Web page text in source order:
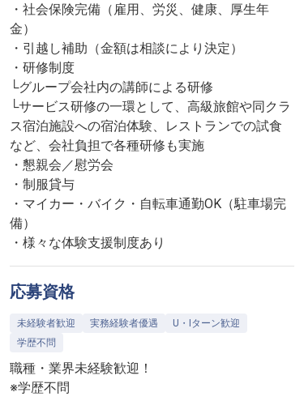
・社会保険完備（雇用、労災、健康、厚生年
金）
・引越し補助（金額は相談により決定）
・研修制度
└グループ会社内の講師による研修
└サービス研修の一環として、高級旅館や同クラ
ス宿泊施設への宿泊体験、レストランでの試食
など、会社負担で各種研修も実施
・懇親会／慰労会
・制服貸与
・マイカー・バイク・自転車通勤OK（駐車場完
備）
・様々な体験支援制度あり
応募資格
未経験者歓迎 実務経験者優遇
U・Iターン歓迎
学歴不問
職種・業界未経験歓迎！
※学歴不問